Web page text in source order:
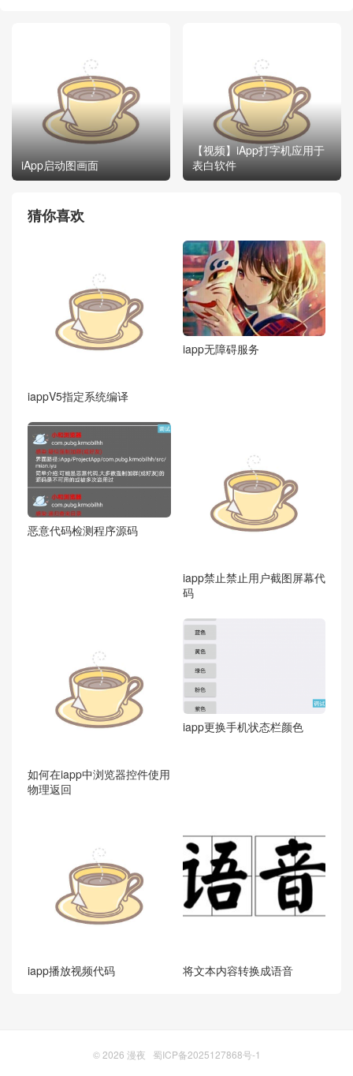
iApp启动图画面
【视频】iApp打字机应用于
表白软件
猜你喜欢
iappV5指定系统编译
iapp无障碍服务
恶意代码检测程序源码
iapp禁止禁止用户截图屏幕代
码
如何在iapp中浏览器控件使用
物理返回
iapp更换手机状态栏颜色
iapp播放视频代码 将文本内容转换成语音
© 2026 漫夜 蜀ICP备2025127868号-1